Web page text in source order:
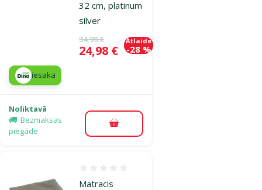
32 cm, platinum
silver
Oriģinālā cena
34,99 €
Cena
24,98 €
Atlaide
-28 %
iesaka
Noliktavā
Bezmaksas
piegāde
Pievienot grozam
Matracis